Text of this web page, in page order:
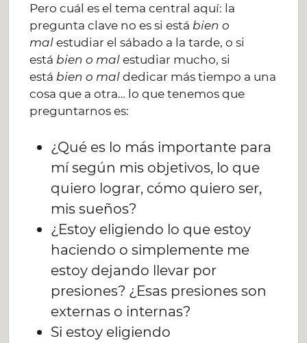
Pero cuál es el tema central aquí: la
pregunta clave no es si está bien o
mal estudiar el sábado a la tarde, o si
está bien o mal estudiar mucho, si
está bien o mal dedicar más tiempo a una
cosa que a otra… lo que tenemos que
preguntarnos es:
¿Qué es lo más importante para
mí según mis objetivos, lo que
quiero lograr, cómo quiero ser,
mis sueños?
¿Estoy eligiendo lo que estoy
haciendo o simplemente me
estoy dejando llevar por
presiones? ¿Esas presiones son
externas o internas?
Si estoy eligiendo